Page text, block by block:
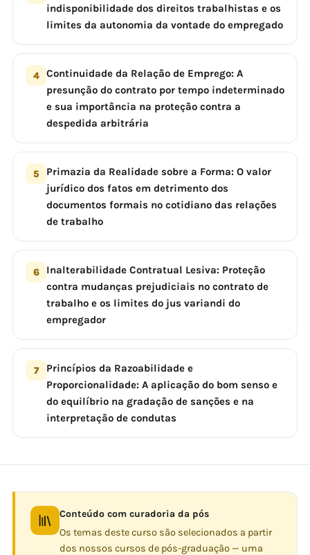
indisponibilidade dos direitos trabalhistas e os
limites da autonomia da vontade do empregado
4
Continuidade da Relação de Emprego: A
presunção do contrato por tempo indeterminado
e sua importância na proteção contra a
despedida arbitrária
5
Primazia da Realidade sobre a Forma: O valor
jurídico dos fatos em detrimento dos
documentos formais no cotidiano das relações
de trabalho
6
Inalterabilidade Contratual Lesiva: Proteção
contra mudanças prejudiciais no contrato de
trabalho e os limites do jus variandi do
empregador
7
Princípios da Razoabilidade e
Proporcionalidade: A aplicação do bom senso e
do equilíbrio na gradação de sanções e na
interpretação de condutas
Conteúdo com curadoria da pós
Os temas deste curso são selecionados a partir
dos nossos cursos de pós-graduação — uma